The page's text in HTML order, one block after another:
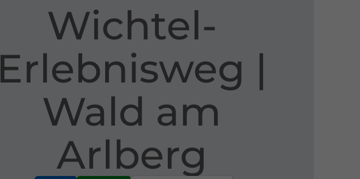
Wichtel​-​
Erlebnisweg ​|​
Wald am
Arlberg